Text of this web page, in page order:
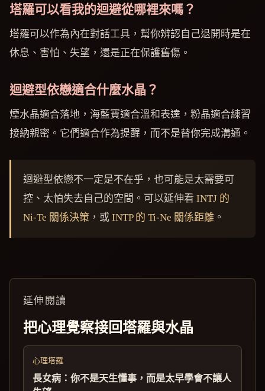
塔羅可以看我的迴避從哪裡來嗎？
塔羅可以作為內在對話工具，幫你辨認自己退開時是在
休息、害怕、失望，還是正在保護舊傷。
迴避型依戀適合什麼水晶？
煙水晶適合落地，海藍寶適合溫和表達，粉晶適合練習
接納親密。它們適合作為提醒，而不是替你完成溝通。
迴避型依戀不一定是不在乎，也可能是太需要可
控、太怕失去自己的空間。可以延伸看 INTJ 的
Ni-Te 關係決策 ，或 INTP 的 Ti-Ne 關係距離 。
延伸閱讀
把心理覺察接回塔羅與水晶
心理塔羅
長女病：你不是天生懂事，而是太早學會不讓人